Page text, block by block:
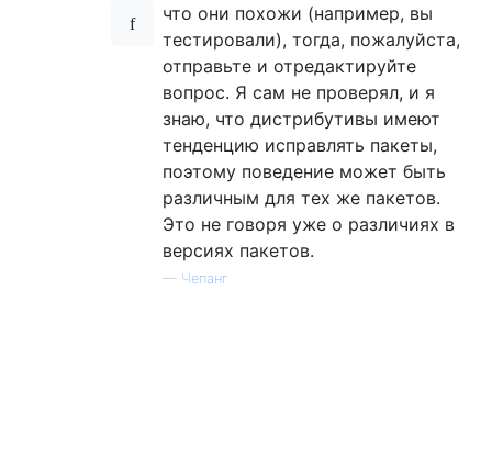
что они похожи (например, вы
тестировали), тогда, пожалуйста,
отправьте и отредактируйте
вопрос. Я сам не проверял, и я
знаю, что дистрибутивы имеют
тенденцию исправлять пакеты,
поэтому поведение может быть
различным для тех же пакетов.
Это не говоря уже о различиях в
версиях пакетов.
— Чепанг